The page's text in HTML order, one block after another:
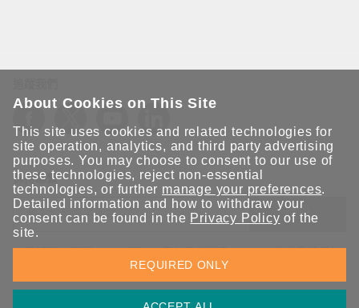
保持聯繫
送出
立即訂閱以獲得 Moxa 解決方案的最新消息。Moxa 非常重視您的
隱私權，我們絕不會將您的電子郵件提供給任何人。
About Cookies on This Site
This site uses cookies and related technologies for
site operation, analytics, and third party advertising
purposes. You may choose to consent to our use of
these technologies, reject non-essential
technologies, or further manage your preferences.
Detailed information and how to withdraw your
consent can be found in the Privacy Policy of the
site.
REQUIRED ONLY